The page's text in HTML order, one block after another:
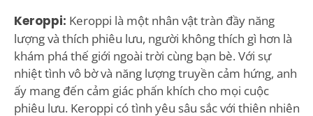
Keroppi: Keroppi là một nhân vật tràn đầy năng
lượng và thích phiêu lưu, người không thích gì hơn là
khám phá thế giới ngoài trời cùng bạn bè. Với sự
nhiệt tình vô bờ và năng lượng truyền cảm hứng, anh
ấy mang đến cảm giác phấn khích cho mọi cuộc
phiêu lưu. Keroppi có tình yêu sâu sắc với thiên nhiên